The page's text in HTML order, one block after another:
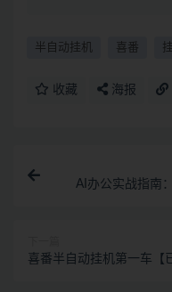
半自动挂机 喜番
收藏 海报
AI办公实战指南
喜番半自动挂机第一车【